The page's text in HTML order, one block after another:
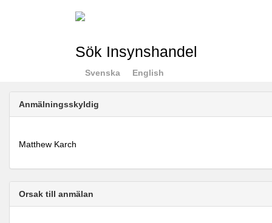
Sök Insynshandel
Svenska English
Anmälningsskyldig
Matthew Karch
Orsak till anmälan